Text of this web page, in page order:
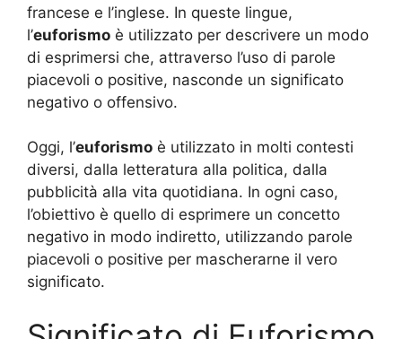
francese e l’inglese. In queste lingue,
l’euforismo è utilizzato per descrivere un modo
di esprimersi che, attraverso l’uso di parole
piacevoli o positive, nasconde un significato
negativo o offensivo.
Oggi, l’euforismo è utilizzato in molti contesti
diversi, dalla letteratura alla politica, dalla
pubblicità alla vita quotidiana. In ogni caso,
l’obiettivo è quello di esprimere un concetto
negativo in modo indiretto, utilizzando parole
piacevoli o positive per mascherarne il vero
significato.